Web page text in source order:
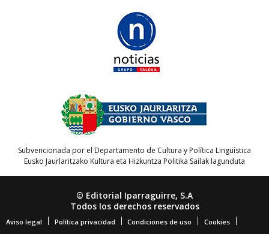
Subvencionada por el Departamento de Cultura y Política Lingüística
Eusko Jaurlaritzako Kultura eta Hizkuntza Politika Sailak lagunduta
© Editorial Iparraguirre, S.A
Todos los derechos reservados
Aviso legal Política privacidad Condiciones de uso Cookies